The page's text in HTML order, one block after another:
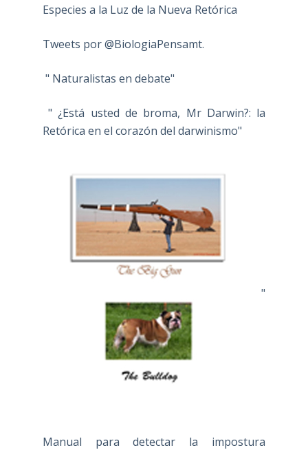
Especies a la Luz de la Nueva Retórica
Tweets por @BiologiaPensamt.
" Naturalistas en debate"
" ¿Está usted de broma, Mr Darwin?: la
Retórica en el corazón del darwinismo"
"
Manual para detectar la impostura